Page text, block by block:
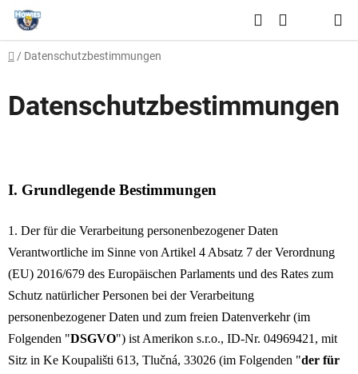
Zum
Inhalt
springen
Suchen
Startseite
/ Datenschutzbestimmungen
Datenschutzbestimmungen
I. Grundlegende Bestimmungen
1. Der für die Verarbeitung personenbezogener Daten
Verantwortliche im Sinne von Artikel 4 Absatz 7 der Verordnung
(EU) 2016/679 des Europäischen Parlaments und des Rates zum
Schutz natürlicher Personen bei der Verarbeitung
personenbezogener Daten und zum freien Datenverkehr (im
Folgenden "DSGVO") ist Amerikon s.r.o., ID-Nr. 04969421, mit
Sitz in Ke Koupališti 613, Tlučná, 33026 (im Folgenden "der für